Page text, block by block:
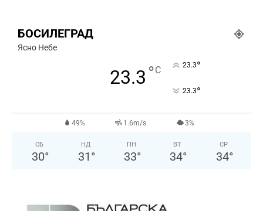
БОСИЛЕГРАД
Ясно Небе
23.3 °C 23.3°
23.3°
49% 1.6m/s 3%
СБ
30°
НД
31 °
ПН
33°
ВТ
34°
СР
34°